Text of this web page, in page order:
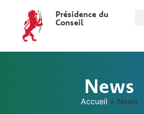
Présidence du
Conseil
News
Accueil » News